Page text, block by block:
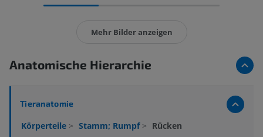
Mehr Bilder anzeigen
Anatomische Hierarchie
Tieranatomie
Körperteile > Stamm; Rumpf > Rücken